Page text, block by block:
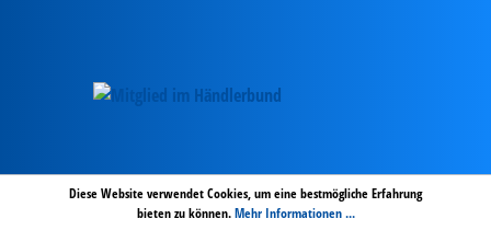
AGB Hinweise zur Batterieentsorgung
Zahlung und Versand
Widerrufsbelehrung digitale Inhalte
Widerruf
Impressum
Diese Website verwendet Cookies, um eine bestmögliche Erfahrung
bieten zu können.Mehr Informationen ...